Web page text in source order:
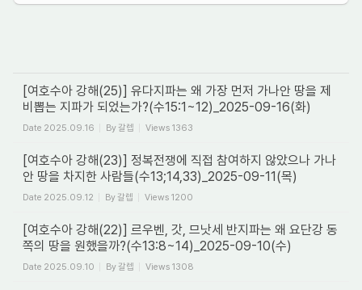
[여호수아 강해(25)] 유다지파는 왜 가장 먼저 가나안 땅을 제
비뽑는 지파가 되었는가?(수15:1~12)_2025-09-16(화)
Date 2025.09.16 By갈렙 Views 1363
[여호수아 강해(23)] 정복전쟁에 직접 참여하지 않았으나 가나
안 땅을 차지한 사람들(수13;14,33)_2025-09-11(목)
Date 2025.09.12 By갈렙 Views 1200
[여호수아 강해(22)] 르우벤, 갓, 므낫세 반지파는 왜 요단강 동
쪽의 땅을 원했을까?(수13:8~14)_2025-09-10(수)
Date 2025.09.10 By갈렙 Views 1308